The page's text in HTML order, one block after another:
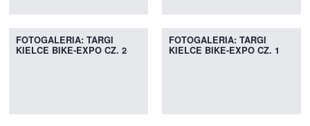
FOTOGALERIA: TARGI
KIELCE BIKE-EXPO CZ. 2
FOTOGALERIA: TARGI
KIELCE BIKE-EXPO CZ. 1